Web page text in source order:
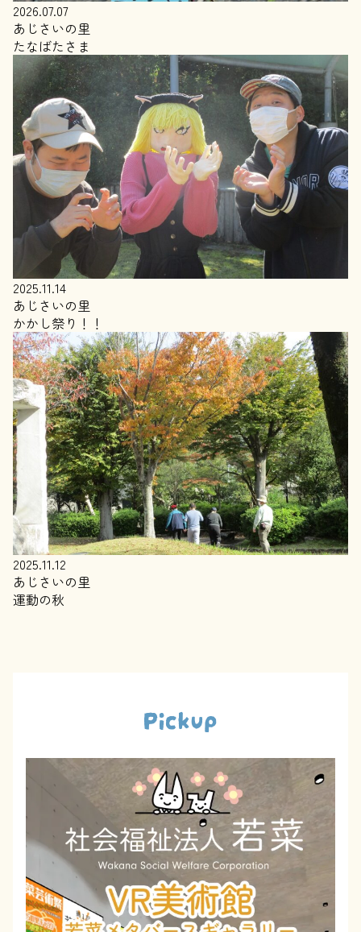
2026.07.07
あじさいの里
たなばたさま
2025.11.14
あじさいの里
かかし祭り！！
2025.11.12
あじさいの里
運動の秋
Pickup